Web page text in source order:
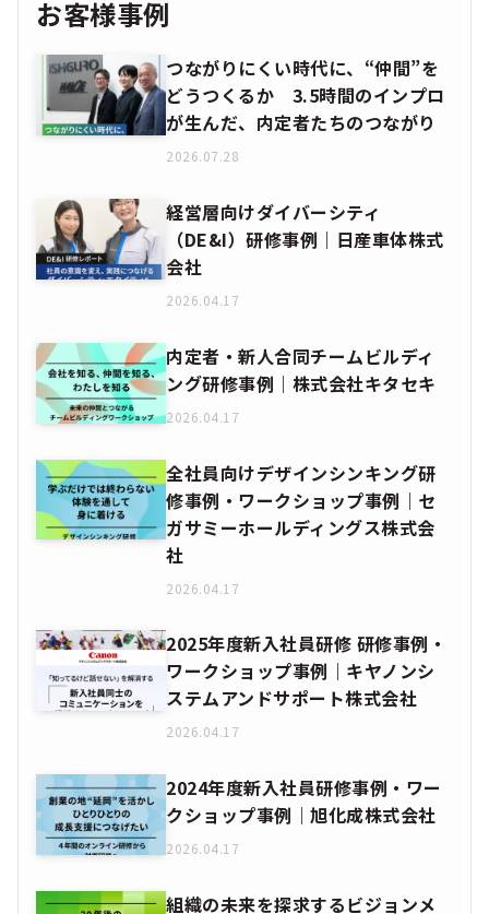
お客様事例
つながりにくい時代に、“仲間”を
どうつくるか 3.5時間のインプロ
が生んだ、内定者たちのつながり
2026.07.28
経営層向けダイバーシティ
（DE&I）研修事例｜日産車体株式
会社
2026.04.17
内定者・新人合同チームビルディ
ング研修事例｜株式会社キタセキ
2026.04.17
全社員向けデザインシンキング研
修事例・ワークショップ事例｜セ
ガサミーホールディングス株式会
社
2026.04.17
2025年度新入社員研修 研修事例・
ワークショップ事例｜キヤノンシ
ステムアンドサポート株式会社
2026.04.17
2024年度新入社員研修事例・ワー
クショップ事例｜旭化成株式会社
2026.04.17
組織の未来を探求するビジョンメ